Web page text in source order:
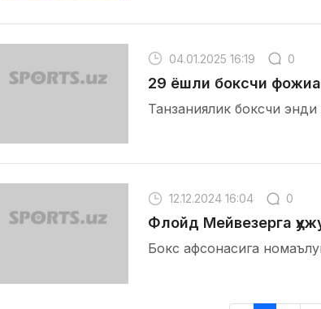
04.01.2025 16:19 0
29 ёшли боксчи
Танзаниялик боксчи
12.12.2024 16:04 0
Флойд Мейвезерга
Бокс афсонасига